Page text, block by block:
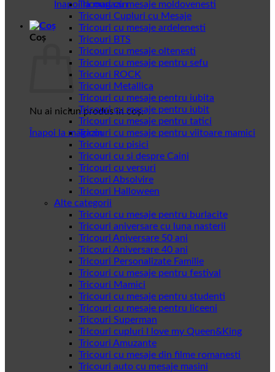
Înapoi la magazin
Coș
Nu ai niciun produs în coș.
Înapoi la magazin
Tricouri cu mesaje moldovenesti
Tricouri Cupluri cu Mesaje
Tricouri cu mesaje ardelenesti
Tricouri BTS
Tricouri cu mesaje oltenesti
Tricouri cu mesaje pentru sefu
Tricouri ROCK
Tricouri Metallica
Tricouri cu mesaje pentru iubita
Tricouri cu mesaje pentru iubit
Tricouri cu mesaje pentru tatici
Tricouri cu mesaje pentru viitoare mamici
Tricouri cu pisici
Tricouri cu si despre Caini
Tricouri cu versuri
Tricouri Absolvire
Tricouri Halloween
Alte categorii
Tricouri cu mesaje pentru burlacite
Tricouri aniversare cu luna nasterii
Tricouri Aniversare 50 ani
Tricouri Aniversare 40 ani
Tricouri Personalizate Familie
Tricouri cu mesaje pentru festival
Tricouri Mamici
Tricouri cu mesaje pentru studenti
Tricouri cu mesaje pentru liceeni
Tricouri Superman
Tricouri cupluri I love my Queen&King
Tricouri Amuzante
Tricouri cu mesaje din filme romanesti
Tricouri auto cu mesaje masini